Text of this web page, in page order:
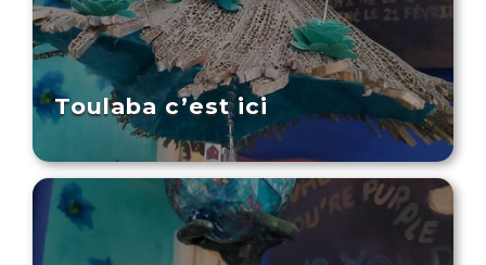
Toulaba c’est ici